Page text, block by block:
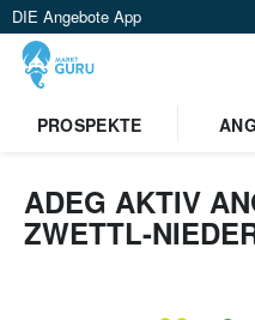
DIE Angebote App
PROSPEKTE
ADEG AKTIV
ZWETTL-